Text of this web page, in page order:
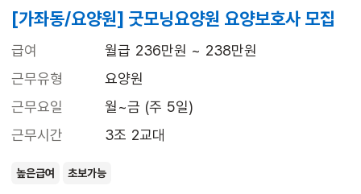
[가좌동/요양원] 굿모닝요양원 요양보호사 모집
급여
월급 236만원 ~ 238만원
근무유형
요양원
근무요일
월~금 (주 5일)
근무시간
3조 2교대
높은급여 초보가능